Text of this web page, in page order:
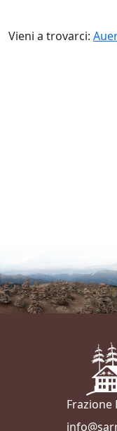
Vieni a trovarci:
Frazione